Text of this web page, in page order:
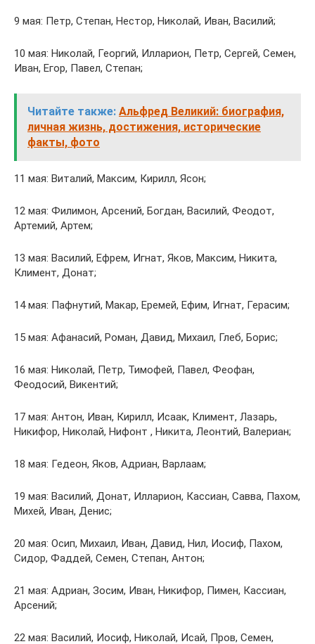
9 мая: Петр, Степан, Нестор, Николай, Иван, Василий;
10 мая: Николай, Георгий, Илларион, Петр, Сергей, Семен,
Иван, Егор, Павел, Степан;
Читайте также: Альфред Великий: биография,
личная жизнь, достижения, исторические
факты, фото
11 мая: Виталий, Максим, Кирилл, Ясон;
12 мая: Филимон, Арсений, Богдан, Василий, Феодот,
Артемий, Артем;
13 мая: Василий, Ефрем, Игнат, Яков, Максим, Никита,
Климент, Донат;
14 мая: Пафнутий, Макар, Еремей, Ефим, Игнат, Герасим;
15 мая: Афанасий, Роман, Давид, Михаил, Глеб, Борис;
16 мая: Николай, Петр, Тимофей, Павел, Феофан,
Феодосий, Викентий;
17 мая: Антон, Иван, Кирилл, Исаак, Климент, Лазарь,
Никифор, Николай, Нифонт , Никита, Леонтий, Валериан;
18 мая: Гедеон, Яков, Адриан, Варлаам;
19 мая: Василий, Донат, Илларион, Кассиан, Савва, Пахом,
Михей, Иван, Денис;
20 мая: Осип, Михаил, Иван, Давид, Нил, Иосиф, Пахом,
Сидор, Фаддей, Семен, Степан, Антон;
21 мая: Адриан, Зосим, Иван, Никифор, Пимен, Кассиан,
Арсений;
22 мая: Василий, Иосиф, Николай, Исай, Пров, Семен,